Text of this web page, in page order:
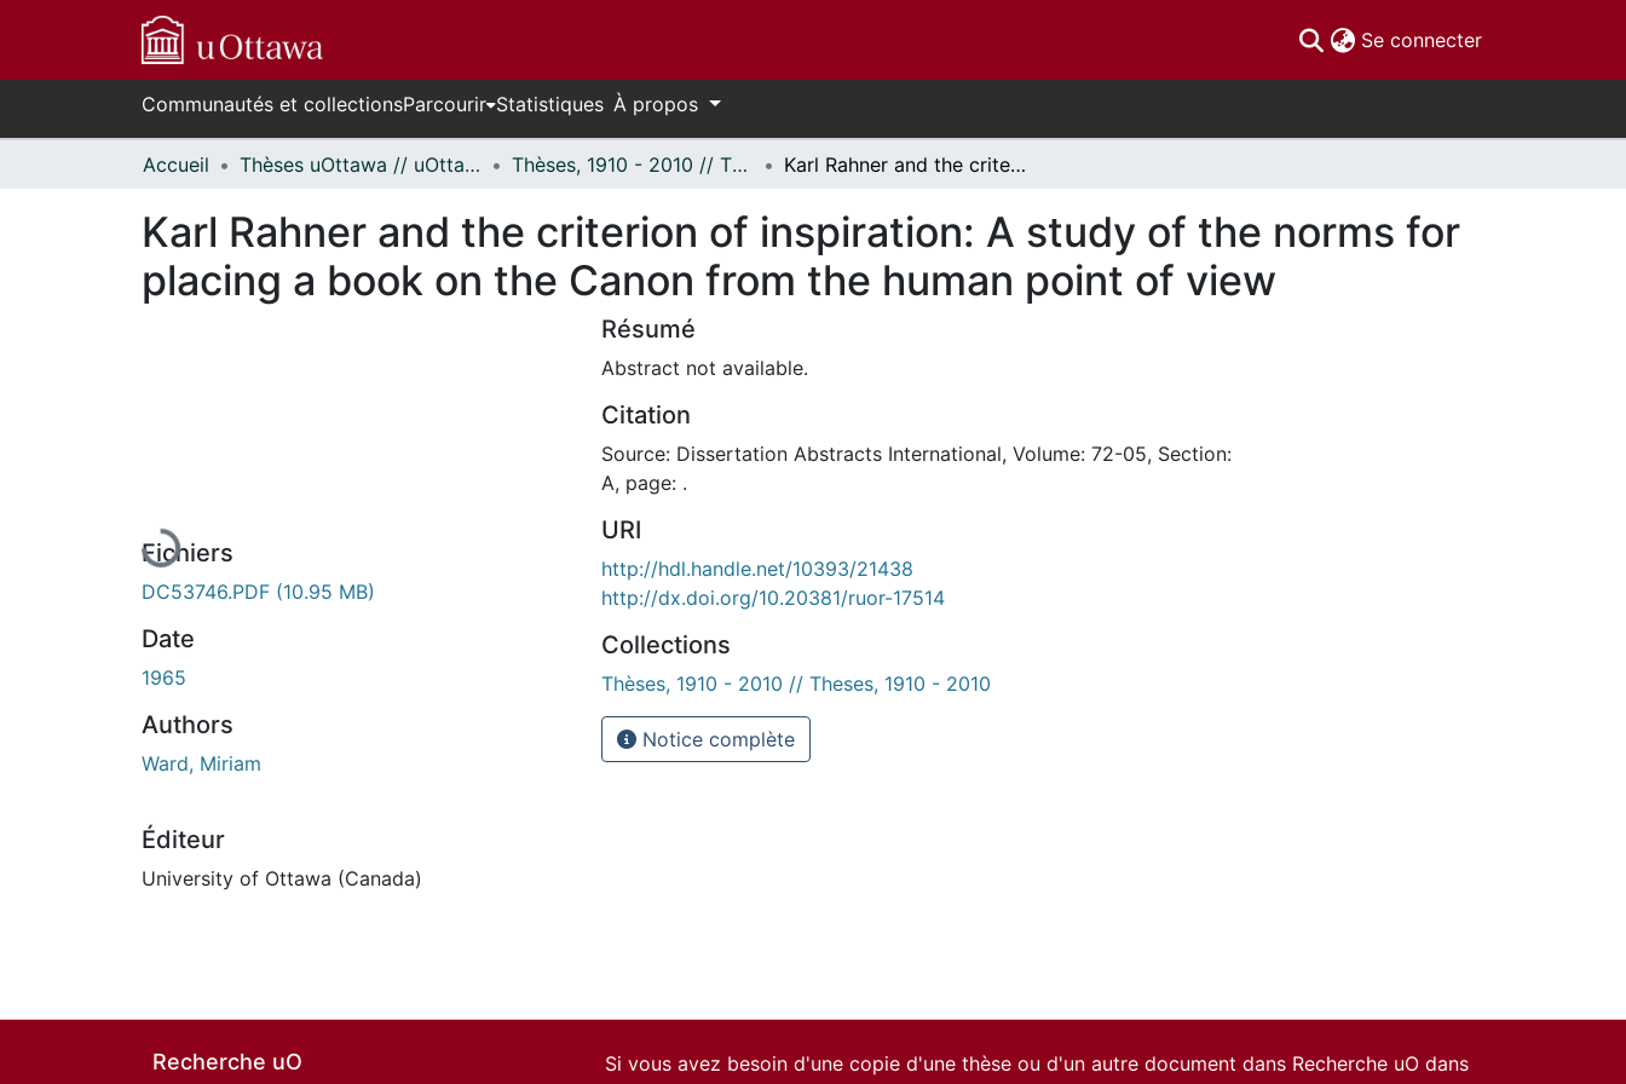
Se connecter(current)
Communautés et collectionsParcourir Statistiques À propos
Accueil Thèses uOttawa // uOttawa Theses Thèses, 1910 - 2010 // Theses, 1910 - 2010 Karl Rahner and the criterion of inspiration: A study of the norms for placing a book on the Canon from the human point of view
Karl Rahner and the criterion of inspiration: A study of the norms for
placing a book on the Canon from the human point of view
Fichiers
DC53746.PDF (10.95 MB)
Date
1965
Authors
Ward, Miriam
Éditeur
University of Ottawa (Canada)
Résumé
Abstract not available.
Citation
Source: Dissertation Abstracts International, Volume: 72-05, Section:
A, page: .
URI
http://hdl.handle.net/10393/21438
http://dx.doi.org/10.20381/ruor-17514
Collections
Thèses, 1910 - 2010 // Theses, 1910 - 2010
Notice complète
Recherche uO
Si vous avez besoin d'une copie d'une thèse ou d'un autre document dans Recherche uO dans